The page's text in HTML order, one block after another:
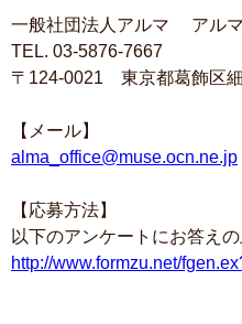
一般社団法人アルマ アル
TEL. 03-5876-7667
〒124-0021 東京都葛飾区
【メール】
alma_office@muse.ocn.ne.jp
【応募方法】
以下のアンケートにお答え
http://www.formzu.net/